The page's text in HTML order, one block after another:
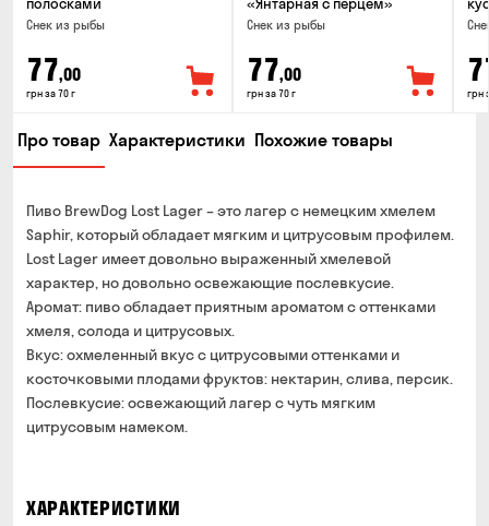
Снек из рыбы
77,00
грн за 70 г
Снек из рыбы
77,00
грн за 70 г грн
Про товар Характеристики Похожие товары
Пиво BrewDog Lost Lager – это лагер с немецким хмелем
Saphir, который обладает мягким и цитрусовым профилем.
Lost Lager имеет довольно выраженный хмелевой
характер, но довольно освежающие послевкусие.
Аромат: пиво обладает приятным ароматом с оттенками
хмеля, солода и цитрусовых.
Вкус: охмеленный вкус с цитрусовыми оттенками и
косточковыми плодами фруктов: нектарин, слива, персик.
Послевкусие: освежающий лагер с чуть мягким
цитрусовым намеком.
ХАРАКТЕРИСТИКИ